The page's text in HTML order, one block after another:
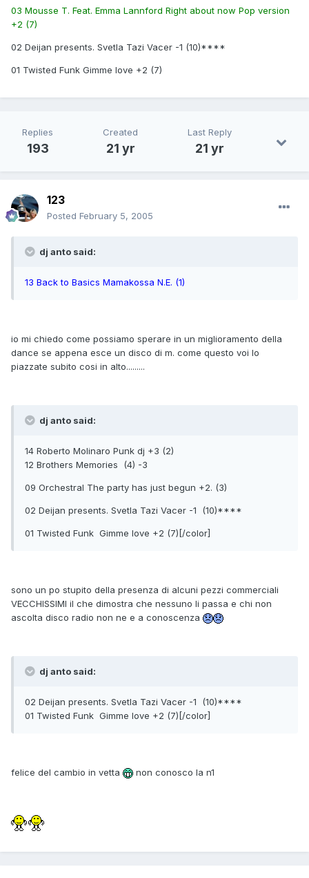
03 Mousse T. Feat. Emma Lannford Right about now Pop version
+2 (7)
02 Deijan presents. Svetla Tazi Vacer -1 (10)****
01 Twisted Funk Gimme love +2 (7)
Replies
193
Created
21 yr
Last Reply
21 yr
123
Posted February 5, 2005
dj anto said:
13 Back to Basics Mamakossa N.E. (1)
io mi chiedo come possiamo sperare in un miglioramento della
dance se appena esce un disco di m. come questo voi lo
piazzate subito cosi in alto.........
dj anto said:
14 Roberto Molinaro Punk dj +3 (2)
12 Brothers Memories (4) -3
09 Orchestral The party has just begun +2. (3)
02 Deijan presents. Svetla Tazi Vacer -1 (10)****
01 Twisted Funk Gimme love +2 (7)[/color]
sono un po stupito della presenza di alcuni pezzi commerciali
VECCHISSIMI il che dimostra che nessuno li passa e chi non
ascolta disco radio non ne e a conoscenza
dj anto said:
02 Deijan presents. Svetla Tazi Vacer -1 (10)****
01 Twisted Funk Gimme love +2 (7)[/color]
felice del cambio in vetta non conosco la n1